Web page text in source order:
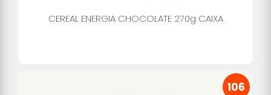
CEREAL ENERGIA CHOCOLATE 270g CAIXA
106